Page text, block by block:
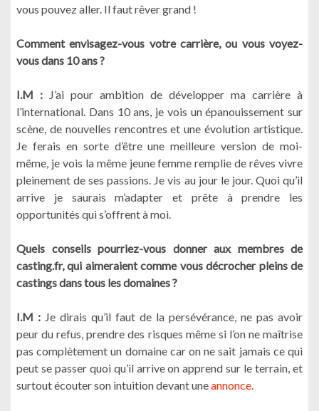
vous pouvez aller. Il faut rêver grand !
Comment envisagez-vous votre carrière, ou vous voyez-
vous dans 10 ans ?
I.M : J’ai pour ambition de développer ma carrière à
l’international. Dans 10 ans, je vois un épanouissement sur
scène, de nouvelles rencontres et une évolution artistique.
Je ferais en sorte d’être une meilleure version de moi-
même, je vois la même jeune femme remplie de rêves vivre
pleinement de ses passions. Je vis au jour le jour. Quoi qu’il
arrive je saurais m’adapter et prête à prendre les
opportunités qui s’offrent à moi.
Quels conseils pourriez-vous donner aux membres de
casting.fr, qui aimeraient comme vous décrocher pleins de
castings dans tous les domaines ?
I.M : Je dirais qu’il faut de la persévérance, ne pas avoir
peur du refus, prendre des risques même si l’on ne maîtrise
pas complètement un domaine car on ne sait jamais ce qui
peut se passer quoi qu’il arrive on apprend sur le terrain, et
surtout écouter son intuition devant uneannonce.